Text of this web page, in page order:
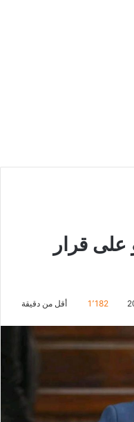
قرار
1٬182 أقل من دقيقة